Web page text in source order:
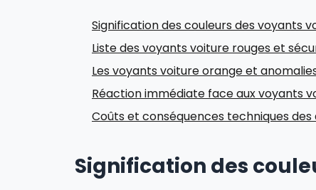
Signification des couleurs des voyants
Liste des voyants voiture rouges et
Les voyants voiture orange et
Réaction immédiate face aux voyants
Coûts et conséquences techniques
Signification des